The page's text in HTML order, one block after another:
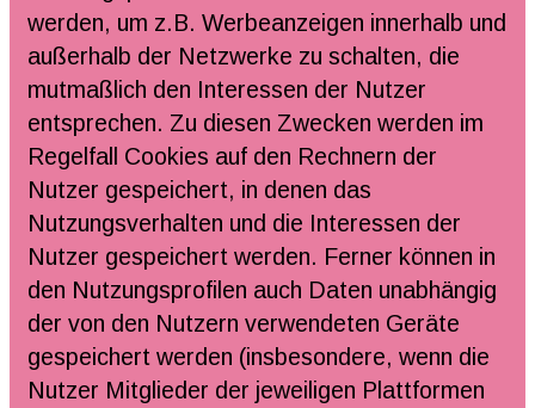
werden, um z.B. Werbeanzeigen innerhalb und
außerhalb der Netzwerke zu schalten, die
mutmaßlich den Interessen der Nutzer
entsprechen. Zu diesen Zwecken werden im
Regelfall Cookies auf den Rechnern der
Nutzer gespeichert, in denen das
Nutzungsverhalten und die Interessen der
Nutzer gespeichert werden. Ferner können in
den Nutzungsprofilen auch Daten unabhängig
der von den Nutzern verwendeten Geräte
gespeichert werden (insbesondere, wenn die
Nutzer Mitglieder der jeweiligen Plattformen